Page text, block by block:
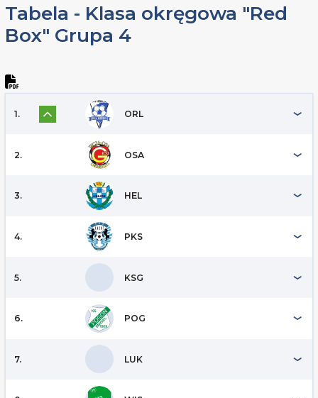
Tabela - Klasa okręgowa "Red
Box" Grupa 4
1. ORL
2. OSA
3. HEL
4. PKS
5. KSG
6. POG
7. LUK